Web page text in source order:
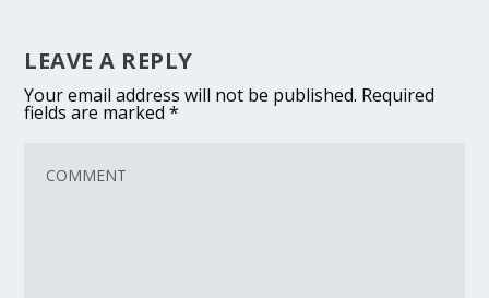
LEAVE A REPLY
Your email address will not be published. Required
fields are marked*